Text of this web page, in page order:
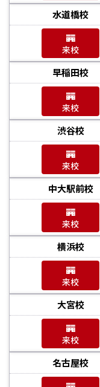
水道橋校
来校
早稲田校
来校
渋谷校
来校
中大駅前校
来校
横浜校
来校
大宮校
来校
名古屋校